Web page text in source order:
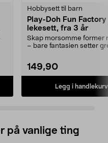
Hobbysett til barn
Play-Doh Fun
lekesett, fra 3 år
Skap morsomme former
– bare fantasien setter
149,90
Legg i handlekurv
på vanlige ting